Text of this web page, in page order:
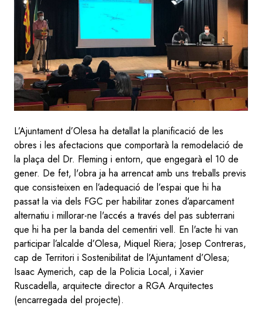
L’Ajuntament d’Olesa ha detallat la planificació de les
obres i les afectacions que comportarà la remodelació de
la plaça del Dr. Fleming i entorn, que engegarà el 10 de
gener. De fet, l'obra ja ha arrencat amb uns treballs previs
que consisteixen en l’adequació de l’espai que hi ha
passat la via dels FGC per habilitar zones d’aparcament
alternatiu i millorar-ne l'accés a través del pas subterrani
que hi ha per la banda del cementiri vell. En l'acte hi van
participar l’alcalde d’Olesa, Miquel Riera; Josep Contreras,
cap de Territori i Sostenibilitat de l’Ajuntament d’Olesa;
Isaac Aymerich, cap de la Policia Local, i Xavier
Ruscadella, arquitecte director a RGA Arquitectes
(encarregada del projecte).